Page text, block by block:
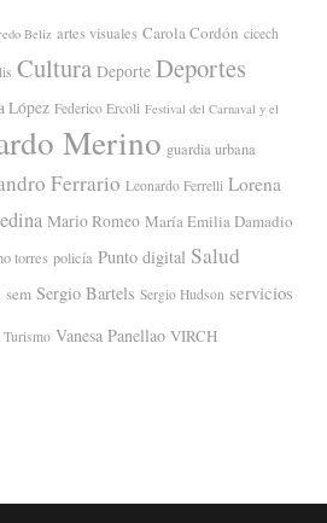
Beliz artes visuales Carola Cordón cicech
Cultura Deporte Deportes
López Federico Ercoli Festival del Carnaval y el
Merino guardia urbana
Ferrario Leonardo Ferrelli Lorena
Mario Romeo María Emilia Damadio
torres policía Punto digital Salud
sem Sergio Bartels Sergio Hudson servicios
Turismo Vanesa Panellao VIRCH